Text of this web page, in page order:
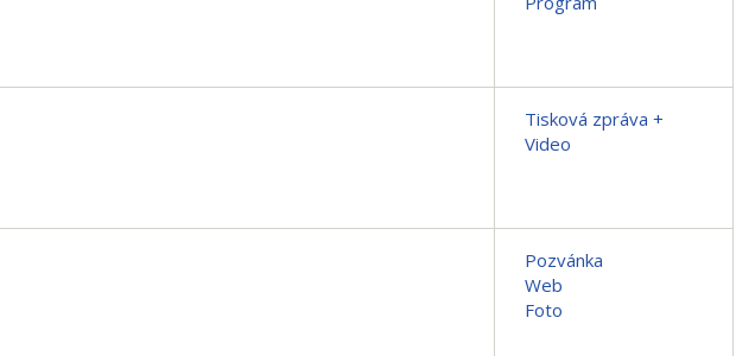
Tisková zpráva +
Video
Pozvánka
Web
Foto